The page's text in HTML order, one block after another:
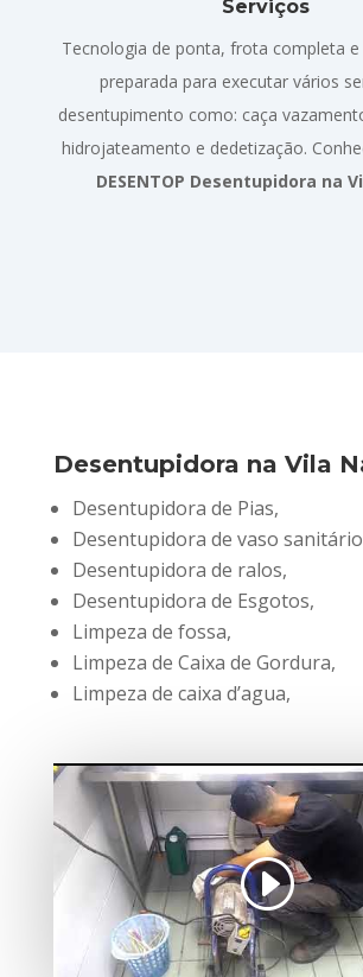
Serviços
Tecnologia de ponta, frota completa
preparada para executar vários
desentupimento como: caça
hidrojateamento e dedetização.
DESENTOP Desentupidora na
Desentupidora na Vila
Desentupidora de Pias,
Desentupidora de vaso
Desentupidora de ralos,
Desentupidora de Esgotos,
Limpeza de fossa,
Limpeza de Caixa de Gordura,
Limpeza de caixa d’agua,